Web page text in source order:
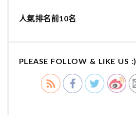
人氣排名前10名
PLEASE FOLLOW & LIKE US :)